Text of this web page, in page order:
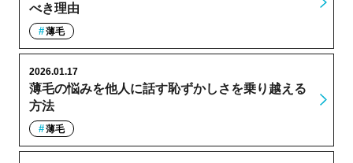
べき理由
薄毛
薄毛の悩みを他人に話す恥ずかしさを乗り越える
方法
2026.01.17
薄毛